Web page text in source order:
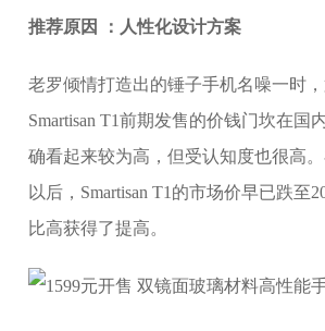
推荐原因 ：人性化设计方案
老罗倾情打造出的锤子手机名噪一时
Smartisan T1前期发售的价钱门坎在国
确看起来较为高，但受认知度也很高
以后，Smartisan T1的市场价早已跌至
比高获得了提高。